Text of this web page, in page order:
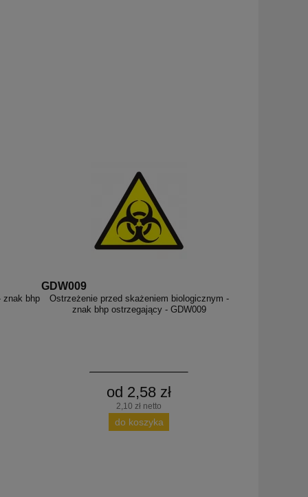
znak bhp
GDW009
Ostrzeżenie przed skażeniem biologicznym -
znak bhp ostrzegający - GDW009
od 2,58 zł
2,10 zł netto
do koszyka